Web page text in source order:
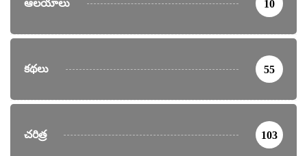
ఆలయాలు 10
కథలు 55
చరిత్ర 103